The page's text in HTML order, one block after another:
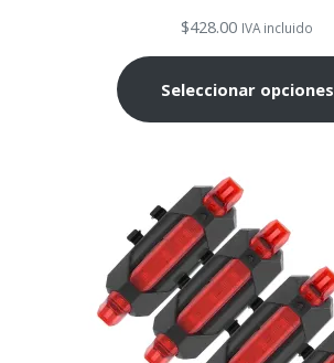
$428.00 IVA incluido
Seleccionar opciones